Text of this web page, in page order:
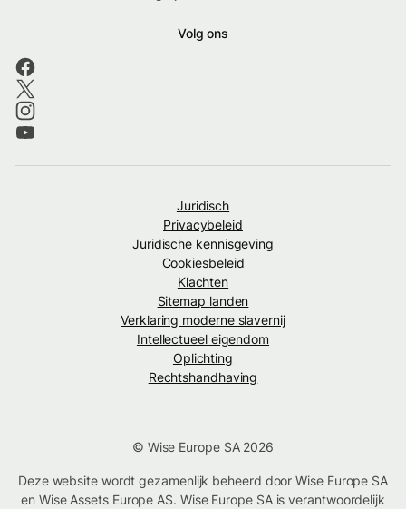
Volg ons
Juridisch
Privacybeleid
Juridische kennisgeving
Cookiesbeleid
Klachten
Sitemap landen
Verklaring moderne slavernij
Intellectueel eigendom
Oplichting
Rechtshandhaving
© Wise Europe SA 2026
Deze website wordt gezamenlijk beheerd door Wise Europe SA
en Wise Assets Europe AS. Wise Europe SA is verantwoordelijk